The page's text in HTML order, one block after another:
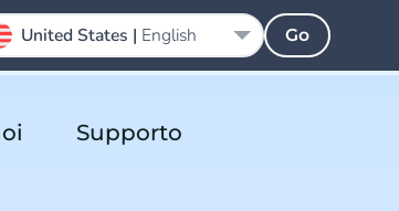
Supporto
United States | English Go